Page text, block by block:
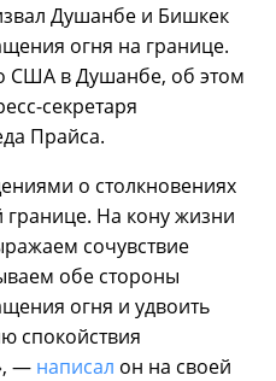
Душанбе и Бишкек
огня на границе.
США в Душанбе, об этом
секретаря
Прайса.
о столкновениях
границе. На кону жизни
сочувствие
обе стороны
огня и удвоить
спокойствия
— написал он на своей